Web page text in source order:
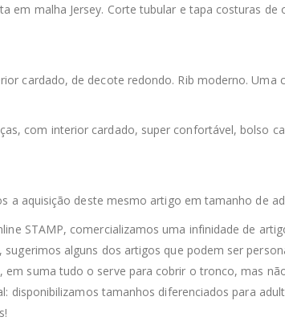
em malha Jersey. Corte tubular e tapa costuras
cardado, de decote redondo. Rib moderno.
com interior cardado, super confortável, bolso
a aquisição deste mesmo artigo em tamanho de
STAMP, comercializamos uma infinidade de
alguns dos artigos que podem ser
em suma tudo o serve para cobrir o tronco, mas
disponibilizamos tamanhos diferenciados para